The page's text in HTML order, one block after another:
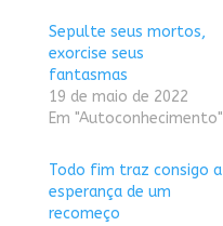
Sepulte seus mortos,
exorcise seus
fantasmas
19 de maio de 2022
Em "Autoconhecimento"
Todo fim traz consigo a
esperança de um
recomeço